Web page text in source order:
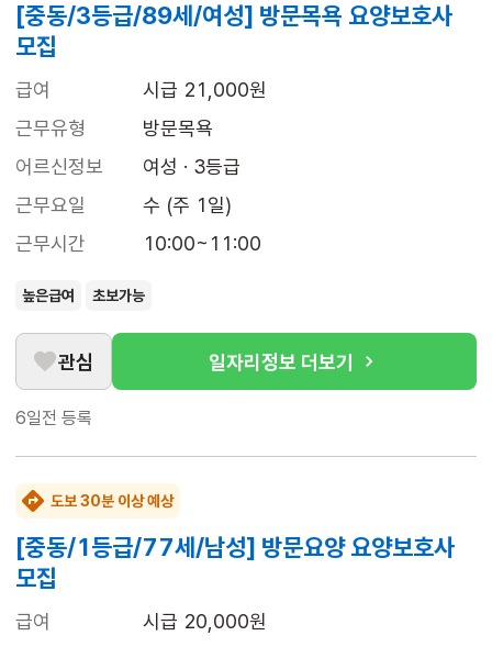
[중동/3등급/89세/여성] 방문목욕 요양보호사
모집
급여
시급 21,000원
근무유형
방문목욕
어르신정보
여성 · 3등급
근무요일
수 (주 1일)
근무시간
10:00~11:00
높은급여 초보가능
관심 일자리정보 더보기
6일전 등록
도보 30분 이상 예상
[중동/1등급/77세/남성] 방문요양 요양보호사
모집
급여
시급 20,000원